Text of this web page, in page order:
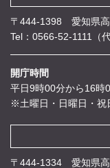
〒444-1398 愛知県高
Tel：0566-52-1111（代
開庁時間
平日9時00分から16時
※土曜日・日曜日・
〒444-1334 愛知県高